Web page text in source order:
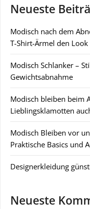
Neueste
Modisch nach dem
T-Shirt-Ärmel den Look
Modisch Schlanker –
Gewichtsabnahme
Modisch bleiben beim
Lieblingsklamotten
Modisch Bleiben vor
Praktische Basics und
Designerkleidung
Neueste